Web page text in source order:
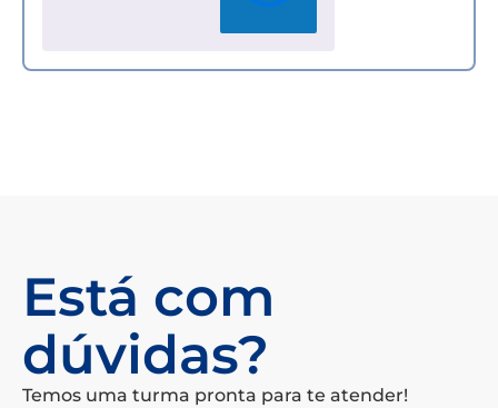
Está com
dúvidas?
Temos uma turma pronta para te atender!